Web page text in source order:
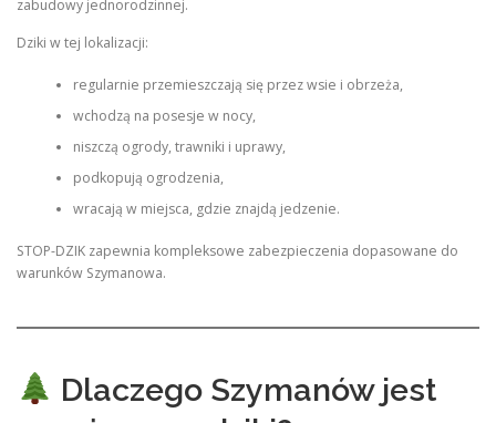
zabudowy jednorodzinnej.
Dziki w tej lokalizacji:
regularnie przemieszczają się przez wsie i obrzeża,
wchodzą na posesje w nocy,
niszczą ogrody, trawniki i uprawy,
podkopują ogrodzenia,
wracają w miejsca, gdzie znajdą jedzenie.
STOP-DZIK zapewnia kompleksowe zabezpieczenia dopasowane do
warunków Szymanowa.
Dlaczego Szymanów jest